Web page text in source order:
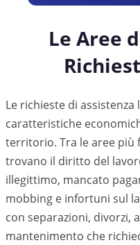
Le Aree
Le richieste di assistenza
caratteristiche
territorio. Tra le aree più
trovano il diritto del
illegittimo, mancato
mobbing e infortuni sul
con separazioni, divorzi,
mantenimento che